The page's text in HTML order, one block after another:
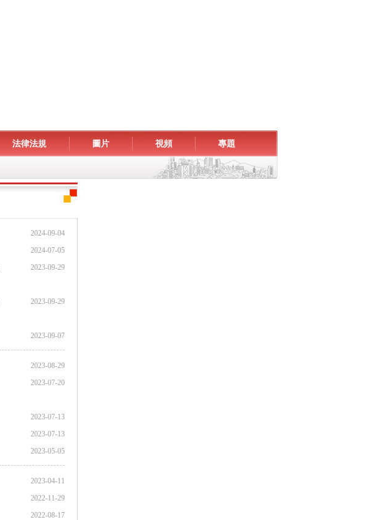
法律法規 圖片 視頻 專題
2024-09-04
2024-07-05
2023-09-29
2023-09-29
2023-09-07
2023-08-29
2023-07-20
2023-07-13
2023-07-13
2023-05-05
2023-04-11
2022-11-29
2022-08-17